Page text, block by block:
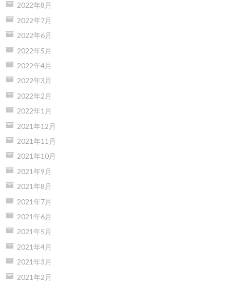
2022年8月
2022年7月
2022年6月
2022年5月
2022年4月
2022年3月
2022年2月
2022年1月
2021年12月
2021年11月
2021年10月
2021年9月
2021年8月
2021年7月
2021年6月
2021年5月
2021年4月
2021年3月
2021年2月